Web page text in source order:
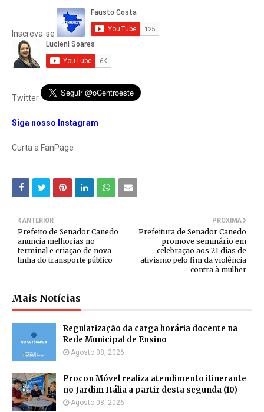
Inscreva-se
Twitter
Siga nosso Instagram
Curta a FanPage
PRÓXIMA
Prefeitura de Senador Canedo
promove seminário em
celebração aos 21 dias de
ativismo pelo fim da violência
contra à mulher
ANTERIOR
Prefeito de Senador Canedo
anuncia melhorias no
terminal e criação de nova
linha do transporte público
Mais Notícias
Regularização da carga horária docente na
Rede Municipal de Ensino
Agosto 08, 2026
Procon Móvel realiza atendimento itinerante
no Jardim Itália a partir desta segunda (10)
Agosto 08, 2026